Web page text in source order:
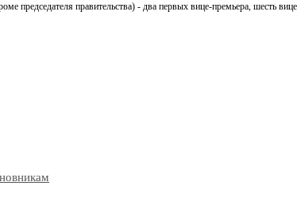
председателя правительства) - два первых вице-премьера, шесть